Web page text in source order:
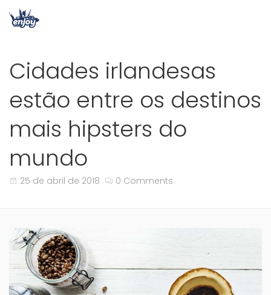
Cidades irlandesas
estão entre os destinos
mais hipsters do
mundo
25 de abril de 2018 0 Comments